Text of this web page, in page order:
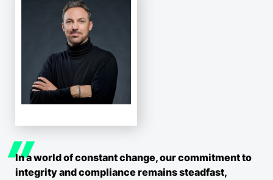
In a world of constant change, our commitment to
integrity and compliance remains steadfast,